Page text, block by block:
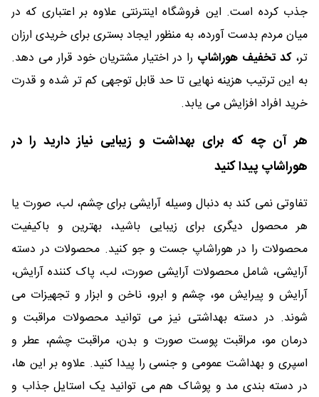
جذب کرده است. این فروشگاه اینترنتی علاوه بر اعتباری که در
میان مردم بدست آورده، به منظور ایجاد بستری برای خریدی ارزان
تر،کد تخفیف هوراشاپ را در اختیار مشتریان خود قرار می دهد.
به این ترتیب هزینه نهایی تا حد قابل توجهی کم تر شده و قدرت
خرید افراد افزایش می یابد.
هر آن چه که برای بهداشت و زیبایی نیاز دارید را در
هوراشاپ پیدا کنید
تفاوتی نمی کند به دنبال وسیله آرایشی برای چشم، لب، صورت یا
هر محصول دیگری برای زیبایی باشید، بهترین و باکیفیت
محصولات را در هوراشاپ جست و جو کنید. محصولات در دسته
آرایشی، شامل محصولات آرایشی صورت، لب، پاک کننده آرایش،
آرایش و پیرایش مو، چشم و ابرو، ناخن و ابزار و تجهیزات می
شوند. در دسته بهداشتی نیز می توانید محصولات مراقبت و
درمان مو، مراقبت پوست صورت و بدن، مراقبت چشم، عطر و
اسپری و بهداشت عمومی و جنسی را پیدا کنید. علاوه بر این ها،
در دسته بندی مد و پوشاک هم می توانید یک استایل جذاب و